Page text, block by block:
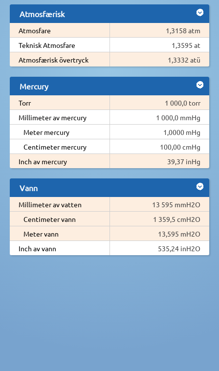
Atmosfærisk
Atmosfare
1,3158 atm
Teknisk Atmosfare
1,3595 at
Atmosfærisk övertryck
1,3332 atü
Mercury
Torr
1 000,0 torr
Millimeter av mercury
1 000,0 mmHg
Meter mercury
1,0000 mHg
Centimeter mercury
100,00 cmHg
Inch av mercury
39,37 inHg
Vann
Millimeter av vatten
13 595 mmH2O
Centimeter vann
1 359,5 cmH2O
Meter vann
13,595 mH2O
Inch av vann
535,24 inH2O